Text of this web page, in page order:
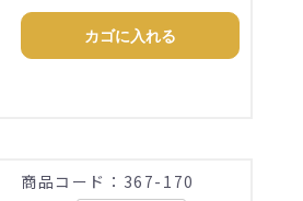
カゴに入れる
商品コード：367-170